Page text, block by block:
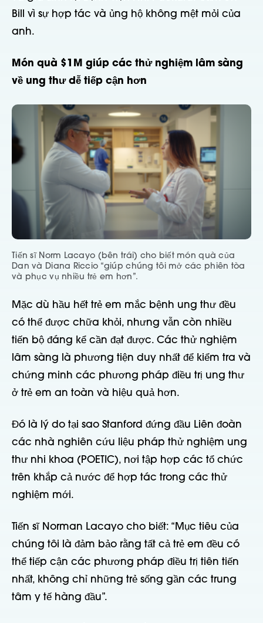
Bill vì sự hợp tác và ủng hộ không mệt mỏi của
anh.
Món quà $1M giúp các thử nghiệm lâm sàng
về ung thư dễ tiếp cận hơn
Tiến sĩ Norm Lacayo (bên trái) cho biết món quà của
Dan và Diana Riccio “giúp chúng tôi mở các phiên tòa
và phục vụ nhiều trẻ em hơn”.
Mặc dù hầu hết trẻ em mắc bệnh ung thư đều
có thể được chữa khỏi, nhưng vẫn còn nhiều
tiến bộ đáng kể cần đạt được. Các thử nghiệm
lâm sàng là phương tiện duy nhất để kiểm tra và
chứng minh các phương pháp điều trị ung thư
ở trẻ em an toàn và hiệu quả hơn.
Đó là lý do tại sao Stanford đứng đầu Liên đoàn
các nhà nghiên cứu liệu pháp thử nghiệm ung
thư nhi khoa (POETIC), nơi tập hợp các tổ chức
trên khắp cả nước để hợp tác trong các thử
nghiệm mới.
Tiến sĩ Norman Lacayo cho biết: “Mục tiêu của
chúng tôi là đảm bảo rằng tất cả trẻ em đều có
thể tiếp cận các phương pháp điều trị tiên tiến
nhất, không chỉ những trẻ sống gần các trung
tâm y tế hàng đầu”.